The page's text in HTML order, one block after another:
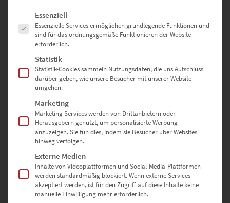
von der inspirierende Impulse ausgehen. Die Facette verdeutlichen
die vorbeischnellenden Farblinien auf der Schwarz-Weiß-Fotografie.
Die urbane Dynamik beeindruckt die erhabene Friedenssäule nicht.
Sie bleibt, wie und wo sie ist. Zumindest fast: Das 1873 am
Königsplatz fertiggestellte Monument zog 1939 zum Großen Stern
um. Ähnliche Assoziationen wecken
Londonmit buntem Lichtschweif, der über die historische Tower
Bridge saust. Die künstlerische Botschaft: Kaum etwas ist so
verlässlich wie der Wandel der Zeit. So wird das Dynamische zum
Beständigen und wirkt überraschend vertraut.
Architektonische
Leinwandbilder, die modern
fotografiert sind
Es folgt eine Liste der Service-Gruppen, für die eine Einwilligung
Essenziell
Essenzielle Services ermöglichen grundlegende Funktionen und
sind für das ordnungsgemäße Funktionieren der Website
erforderlich.
Statistik
Statistik-Cookies sammeln Nutzungsdaten, die uns Aufschluss
darüber geben, wie unsere Besucher mit unserer Website
umgehen.
Marketing
Marketing Services werden von Drittanbietern oder
Herausgebern genutzt, um personalisierte Werbung
anzuzeigen. Sie tun dies, indem sie Besucher über Websites
hinweg verfolgen.
Externe Medien
Inhalte von Videoplattformen und Social-Media-Plattformen
werden standardmäßig blockiert. Wenn externe Services
akzeptiert werden, ist für den Zugriff auf diese Inhalte keine
manuelle Einwilligung mehr erforderlich.